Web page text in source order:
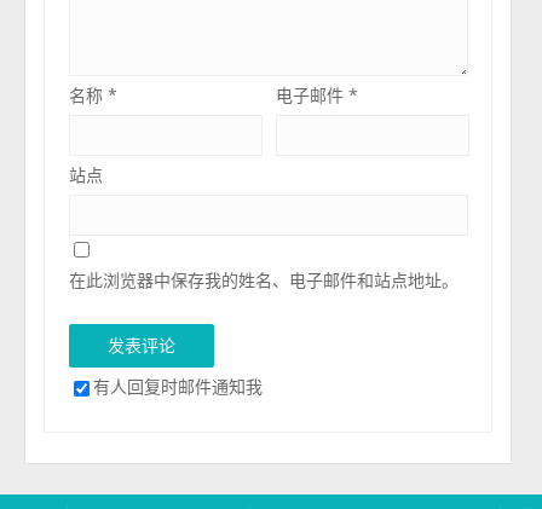
名称* 电子邮件*
站点
在此浏览器中保存我的姓名、电子邮件和站点地址。
有人回复时邮件通知我